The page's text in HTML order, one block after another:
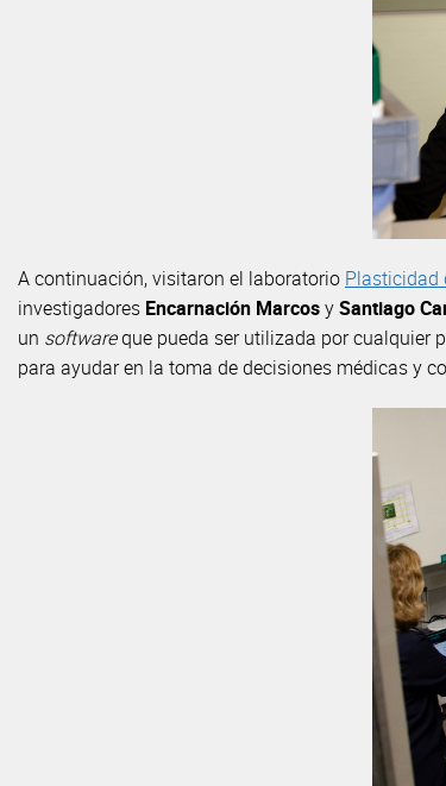
A continuación, visitaron el laboratorio Plasticidad
investigadores Encarnación MarcosySantiago
un softwareque pueda ser utilizada por cualquier
para ayudar en la toma de decisiones médicas y